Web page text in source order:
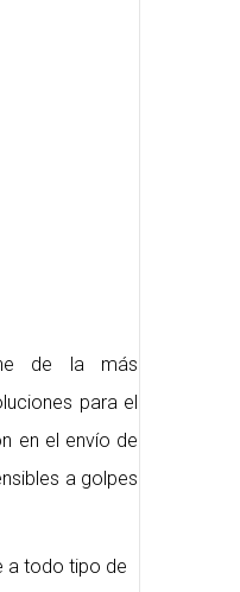
de la más
para el
en el envío de
a golpes
a todo tipo de